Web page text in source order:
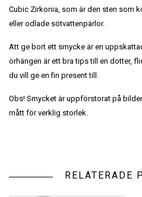
Cubic Zirkonia, som är den sten som
eller odlade sötvattenpärlor.
Att ge bort ett smycke är en
örhängen är ett bra tips till en dotter,
du vill ge en fin present till.
Obs! Smycket är uppförstorat på
mått för verklig storlek.
RELATERADE